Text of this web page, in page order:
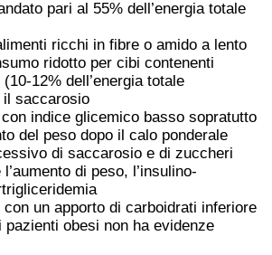
pari al 55% dell’energia totale
ricchi in fibre o amido a lento
ridotto per cibi contenenti
12% dell’energia totale
il saccarosio
indice glicemico basso sopratutto
del peso dopo il calo ponderale
di saccarosio e di zuccheri
di peso, l’insulino-
un apporto di carboidrati inferiore
pazienti obesi non ha evidenze